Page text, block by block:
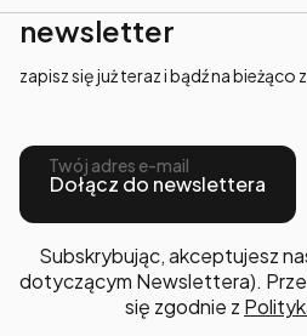
newsletter
zapisz się już teraz i bądź na bieżąco
Twój adres e-mail
Dołącz do newslettera
Subskrybując, akceptujesz
dotyczącym Newslettera).
się zgodnie z